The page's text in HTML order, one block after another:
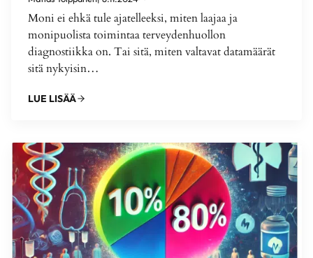
Moni ei ehkä tule ajatelleeksi, miten laajaa ja
monipuolista toimintaa terveydenhuollon
diagnostiikka on. Tai sitä, miten valtavat datamäärät
sitä nykyisin…
LUE LISÄÄ